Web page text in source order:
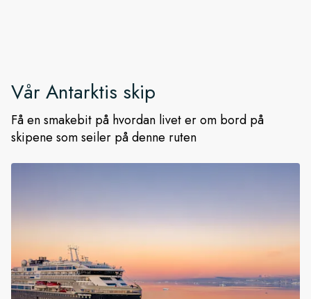
VårAntarktis skip
Få en smakebit på hvordan livet er om bord på
skipene som seiler på denne ruten